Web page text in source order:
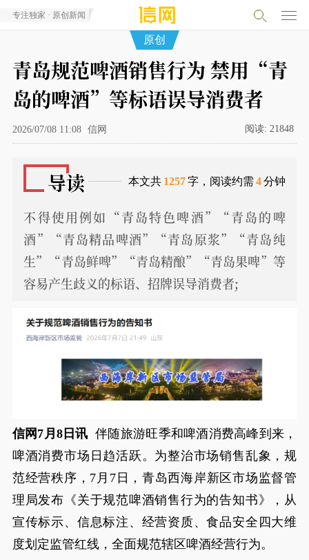
专注独家 · 原创新闻
原创
青岛规范啤酒销售行为 禁用“青
岛的啤酒”等标语误导消费者
2026/07/08 11:08 信网 阅读: 21848
导读 本文共 1257字，阅读约需 4分钟
不得使用例如“青岛特色啤酒”“青岛的啤
酒”“青岛精品啤酒”“青岛原浆”“青岛纯
生”“青岛鲜啤”“青岛精酿”“青岛果啤”等
容易产生歧义的标语、招牌误导消费者;
信网7月8日讯 伴随旅游旺季和啤酒消费高峰到来，
啤酒消费市场日趋活跃。为整治市场销售乱象，规
范经营秩序，7月7日，青岛西海岸新区市场监督管
理局发布《关于规范啤酒销售行为的告知书》，从
宣传标示、信息标注、经营资质、食品安全四大维
度划定监管红线，全面规范辖区啤酒经营行为。